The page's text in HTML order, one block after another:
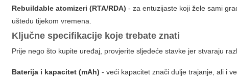
Rebuildable atomizeri (RTA/RDA) - za entuzijaste koji žele sami
uštedu tijekom vremena.
Ključne specifikacije koje trebate znati
Prije nego što kupite uređaj, provjerite sljedeće stavke jer stvaraju
Baterija i kapacitet (mAh) - veći kapacitet znači dulje trajanje, ali i